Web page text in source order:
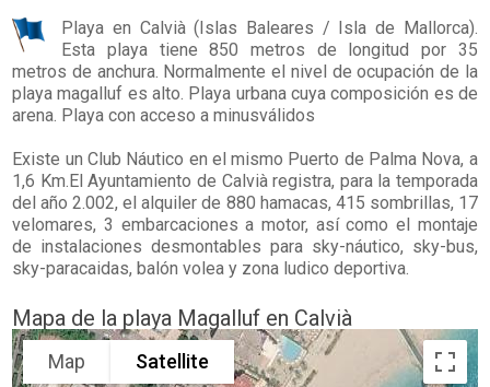
Playa en Calvià(Islas Baleares / Isla de Mallorca).
Esta playa tiene 850 metros de longitud por 35
metros de anchura. Normalmente el nivel de ocupación de la
playa magalluf es alto. Playa urbana cuya composición es de
arena. Playa con acceso a minusválidos
Existe un Club Náutico en el mismo Puerto de Palma Nova, a
1,6 Km.El Ayuntamiento de Calvià registra, para la temporada
del año 2.002, el alquiler de 880 hamacas, 415 sombrillas, 17
velomares, 3 embarcaciones a motor, así como el montaje
de instalaciones desmontables para sky-náutico, sky-bus,
sky-paracaidas, balón volea y zona ludico deportiva.
Mapa de la playa Magalluf en Calvià
Map Satellite